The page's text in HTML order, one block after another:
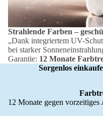
Strahlende Farben –
„Dank integriertem UV-
bei starker
Garantie: 12 Monate
Sorgenlos
12 Monate gegen vorzeitiges